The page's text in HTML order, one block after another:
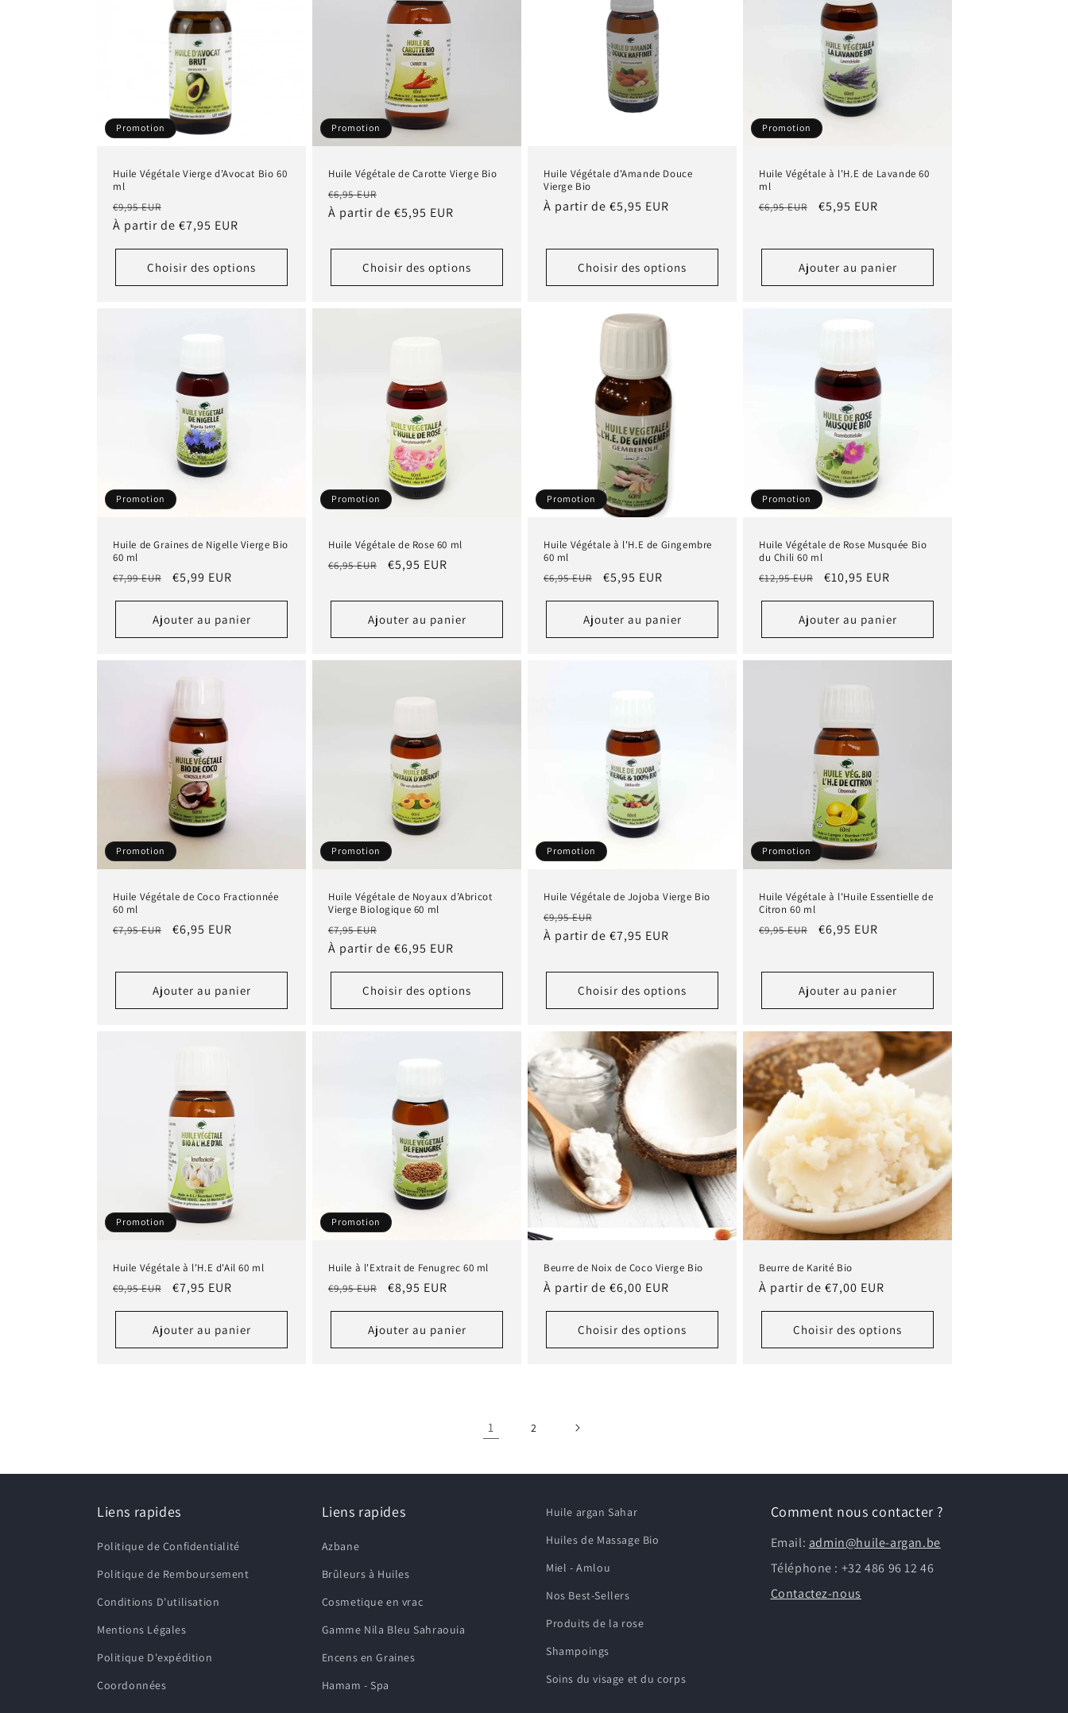
Promotion
Huile Végétale Vierge d'Avocat Bio 60
ml
Prix
habituel
€9,95 EUR
promotionnel
À partir de €7,95 EUR
Choisir des options
Promotion
Huile Végétale de Carotte Vierge Bio
Prix
habituel
€6,95 EUR
promotionnel
À partir de €5,95 EUR
Choisir des options
Huile Végétale d'Amande Douce
Vierge Bio
Prix
À partir de €5,95 EUR
Choisir des options
Promotion
Huile Végétale à l'H.E de Lavande 60
ml
Prix
€6,95 EUR
Prix
€5,95 EUR
Ajouter au panier
Promotion
Huile de Graines de Nigelle Vierge Bio
60 ml
Prix
€7,99 EUR
Prix
€5,99 EUR
Ajouter au panier
Promotion
Huile Végétale de Rose 60 ml
Prix
€6,95 EUR
Prix
€5,95 EUR
Ajouter au panier
Promotion
Huile Végétale à l'H.E de Gingembre
60 ml
Prix
€6,95 EUR
Prix
€5,95 EUR
Ajouter au panier
Promotion
Huile Végétale de Rose Musquée Bio
du Chili 60 ml
Prix
€12,95 EUR
Prix
€10,95 EUR
Ajouter au panier
Promotion
Huile Végétale de Coco Fractionnée
60 ml
Prix
€7,95 EUR
Prix
€6,95 EUR
Ajouter au panier
Promotion
Huile Végétale de Noyaux d’Abricot
Vierge Biologique 60 ml
Prix
habituel
€7,95 EUR
promotionnel
À partir de €6,95 EUR
Choisir des options
Promotion
Huile Végétale de Jojoba Vierge Bio
Prix
habituel
€9,95 EUR
promotionnel
À partir de €7,95 EUR
Choisir des options
Promotion
Huile Végétale à l'Huile Essentielle de
Citron 60 ml
Prix
€9,95 EUR
Prix
€6,95 EUR
Ajouter au panier
Promotion
Huile Végétale à l'H.E d'Ail 60 ml
Prix
€9,95 EUR
Prix
€7,95 EUR
Ajouter au panier
Promotion
Huile à l'Extrait de Fenugrec 60 ml
Prix
€9,95 EUR
Prix
€8,95 EUR
Ajouter au panier
Beurre de Noix de Coco Vierge Bio
Prix
À partir de €6,00 EUR
Choisir des options
Beurre de Karité Bio
Prix
À partir de €7,00 EUR
Choisir des options
1 2
Liens rapides
Politique de Confidentialité
Politique de Remboursement
Conditions D'utilisation
Mentions Légales
Politique D'expédition
Coordonnées
Liens rapides
Azbane
Brûleurs à Huiles
Cosmetique en vrac
Gamme Nila Bleu Sahraouia
Encens en Graines
Hamam - Spa
Huile argan Sahar
Huiles de Massage Bio
Miel - Amlou
Nos Best-Sellers
Produits de la rose
Shampoings
Soins du visage et du corps
Comment nous contacter ?
Email: admin@huile-argan.be
Téléphone : +32 486 96 12 46
Contactez-nous